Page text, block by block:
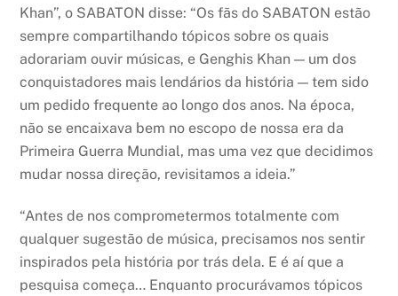
Khan”, o SABATON disse: “Os fãs do SABATON estão
sempre compartilhando tópicos sobre os quais
adorariam ouvir músicas, e Genghis Khan — um dos
conquistadores mais lendários da história — tem sido
um pedido frequente ao longo dos anos. Na época,
não se encaixava bem no escopo de nossa era da
Primeira Guerra Mundial, mas uma vez que decidimos
mudar nossa direção, revisitamos a ideia.”
“Antes de nos comprometermos totalmente com
qualquer sugestão de música, precisamos nos sentir
inspirados pela história por trás dela. E é aí que a
pesquisa começa… Enquanto procurávamos tópicos